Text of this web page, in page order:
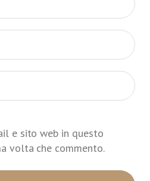
e sito web in questo
volta che commento.